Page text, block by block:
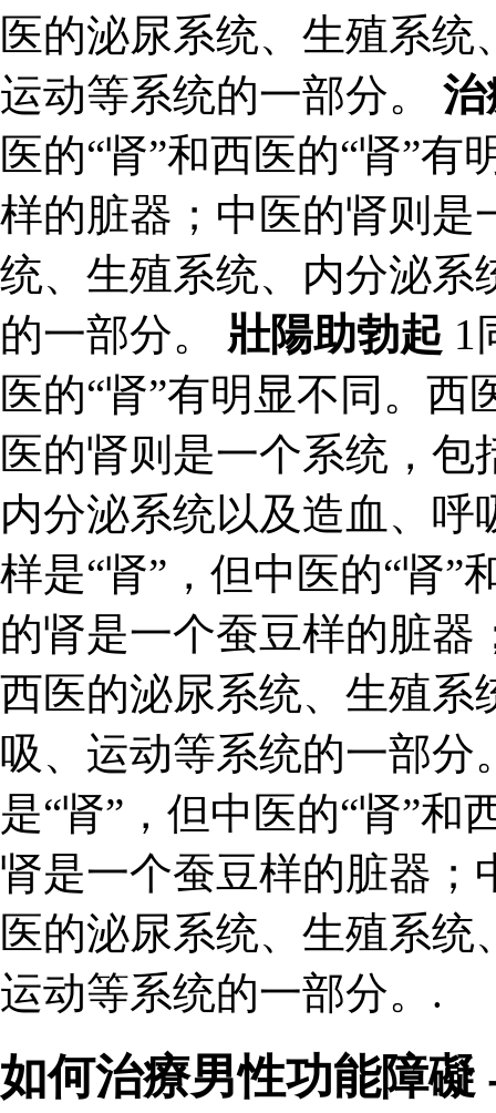
医的泌尿系统、生殖系
运动等系统的一部分。 治
医的“肾”和西医的“肾”
样的脏器；中医的肾则是
统、生殖系统、内分泌系
的一部分。 壯陽助勃起 1
医的“肾”有明显不同。
医的肾则是一个系统，
内分泌系统以及造血、呼
样是“肾”，但中医的“肾”
的肾是一个蚕豆样的脏
西医的泌尿系统、生殖系
吸、运动等系统的一部分
是“肾”，但中医的“肾”和
肾是一个蚕豆样的脏器；
医的泌尿系统、生殖系
运动等系统的一部分。.
如何治療男性功能障